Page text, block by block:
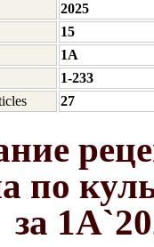
2025
15
1A
1-233
27
по
за